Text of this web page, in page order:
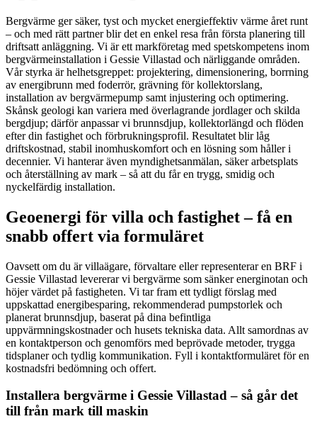
Bergvärme ger säker, tyst och mycket energieffektiv värme året runt
– och med rätt partner blir det en enkel resa från första planering till
driftsatt anläggning. Vi är ett markföretag med spetskompetens inom
bergvärmeinstallation i Gessie Villastad och närliggande områden.
Vår styrka är helhetsgreppet: projektering, dimensionering, borrning
av energibrunn med foderrör, grävning för kollektorslang,
installation av bergvärmepump samt injustering och optimering.
Skånsk geologi kan variera med överlagrande jordlager och skilda
bergdjup; därför anpassar vi brunnsdjup, kollektorlängd och flöden
efter din fastighet och förbrukningsprofil. Resultatet blir låg
driftskostnad, stabil inomhuskomfort och en lösning som håller i
decennier. Vi hanterar även myndighetsanmälan, säker arbetsplats
och återställning av mark – så att du får en trygg, smidig och
nyckelfärdig installation.
Geoenergi för villa och fastighet – få en
snabb offert via formuläret
Oavsett om du är villaägare, förvaltare eller representerar en BRF i
Gessie Villastad levererar vi bergvärme som sänker energinotan och
höjer värdet på fastigheten. Vi tar fram ett tydligt förslag med
uppskattad energibesparing, rekommenderad pumpstorlek och
planerat brunnsdjup, baserat på dina befintliga
uppvärmningskostnader och husets tekniska data. Allt samordnas av
en kontaktperson och genomförs med beprövade metoder, trygga
tidsplaner och tydlig kommunikation. Fyll i kontaktformuläret för en
kostnadsfri bedömning och offert.
Installera bergvärme i Gessie Villastad – så går det
till från mark till maskin